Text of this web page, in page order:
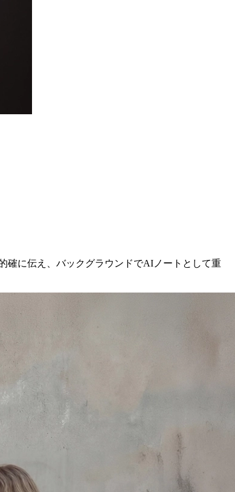
に伝え、バックグラウンドでAIノートとして重